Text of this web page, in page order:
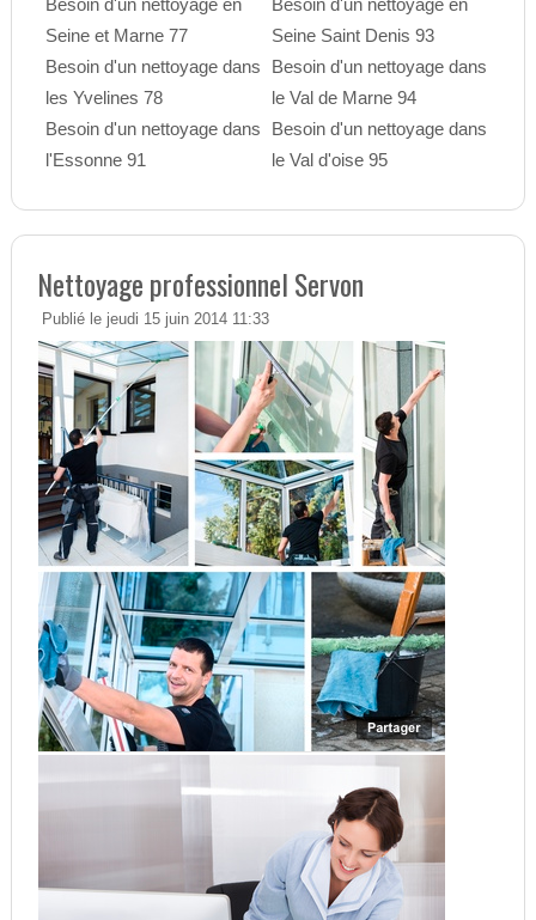
Besoin d'un nettoyage en
Seine et Marne 77
Besoin d'un nettoyage dans
les Yvelines 78
Besoin d'un nettoyage dans
l'Essonne 91
Besoin d'un nettoyage en
Seine Saint Denis 93
Besoin d'un nettoyage dans
le Val de Marne 94
Besoin d'un nettoyage dans
le Val d'oise 95
Nettoyage professionnel Servon
Publié le jeudi 15 juin 2014 11:33